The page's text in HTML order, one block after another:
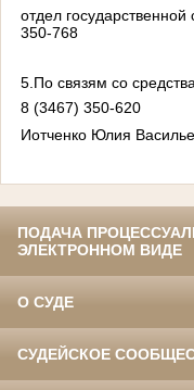
отдел
350-768
5.По связям со
8 (3467) 350-620
Иотченко Юлия
ПОДАЧА
ЭЛЕКТРОННОМ ВИДЕ
О СУДЕ
СУДЕЙСКОЕ